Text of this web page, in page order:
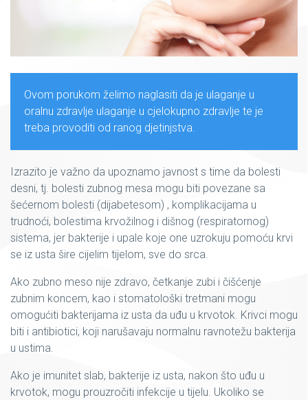
Ovom porukom želimo naglasiti da je ulaganje u
oralnu zdravlje ulaganje u cjelokupno zdravlje te je
treba provoditi od ranog djetinjstva.
Izrazito je važno da upoznamo javnost s time da bolesti
desni, tj. bolesti zubnog mesa mogu biti povezane sa
šećernom bolesti (dijabetesom) , komplikacijama u
trudnoći, bolestima krvožilnog i dišnog (respiratornog)
sistema, jer bakterije i upale koje one uzrokuju pomoću krvi
se iz usta šire cijelim tijelom, sve do srca.
Ako zubno meso nije zdravo, četkanje zubi i čišćenje
zubnim koncem, kao i stomatološki tretmani mogu
omogućiti bakterijama iz usta da uđu u krvotok. Krivci mogu
biti i antibiotici, koji narušavaju normalnu ravnotežu bakterija
u ustima.
Ako je imunitet slab, bakterije iz usta, nakon što uđu u
krvotok, mogu prouzročiti infekcije u tijelu. Ukoliko se